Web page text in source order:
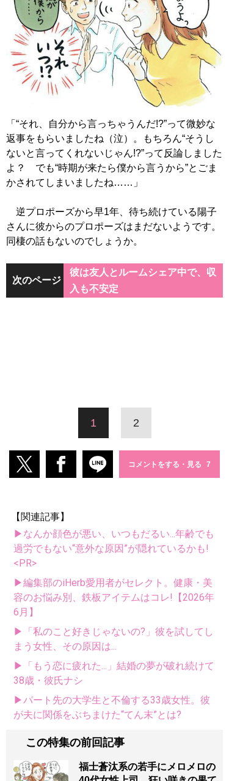
「“それ、自分から言っちゃうんだ!?”って微妙な
返事をもらいましたね（泣）。もちろん“そうし
ないと言ってくれないじゃん!?”って反論しました
よ？ でも“時期が来たら僕から言うから”とごま
かされてしまいましたね……」
逆プロポーズから早1年、待ち続けている陽子
さんに彼からのプロポーズはまだないようです。
同棲の話もないのでしょうか。
次のページ
彼は友人とルームシェア中で、収
入も不安定
1 2
コメントをする・見る
【関連記事】
▶なんか顔色が悪い、いつもだるい...年齢でも
過労でもない“意外な原因”が隠れているかも!
<PR>
▶編集部のiHerb愛用者がセレクト。健康・美
容のお悩み別、鉄板アイテムはコレ!【2026年
6月】
▶「私のこと好きじゃないの?」彼を試してし
まう女性、その原因は...
▶「もう恋に疲れた...」結婚の夢が破れ続けて
38歳・彼氏ナシ
▶パート先の大学生と不倫する33歳女性。彼
が夫に関係をぶちまけた“てん末”とは?
この特集の前回記事
福士蒼汰系の若手にメロメロの